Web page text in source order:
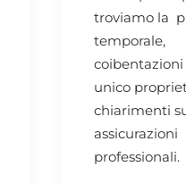
troviamo la
temporale,
unico
chiarimenti
assicurazioni
professionali.